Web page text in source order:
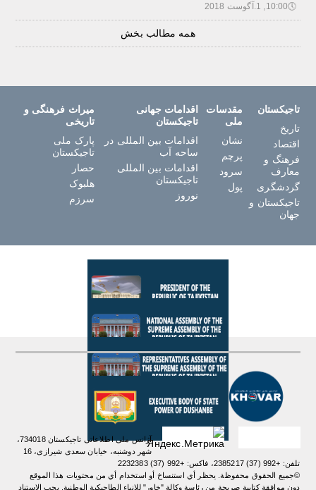
🕔10:00, 1.آگوست 2018
همه مطالب بخش
تاجیکستان
تاریخ
اقتصاد
فرهنگ و
معارف
گردشگری
تاجیکستان و
جهان
مقدسات
ملی
نشان
پرچم
سرود
پول
اقدامات جهانی
تاجیکستان
اقدامات بین المللی در
ساحه آب
اقدامات بین المللی
تاجیکستان
نوروز
میراث فرهنگی و
تاریخی
پارک ملی
تاجیکستان
حصار
هلبوک
سرزم
آژانس ملی اطلاعاتی تاجیکستان 734018،
شهر دوشنبه، خیابان سعدی شیرازی، 16
تلفن: +992 (37) 2385217، فاکس: +992 (37) 2232383
©جميع الحقوق محفوظة. يحظر أي استنساخ أو استخدام أي من محتويات هذا الموقع
دون موافقة كتابية صريحة من رئاسة وكالة "خاور" للانباء الطاجيكية الوطنية. یجب الاستناد